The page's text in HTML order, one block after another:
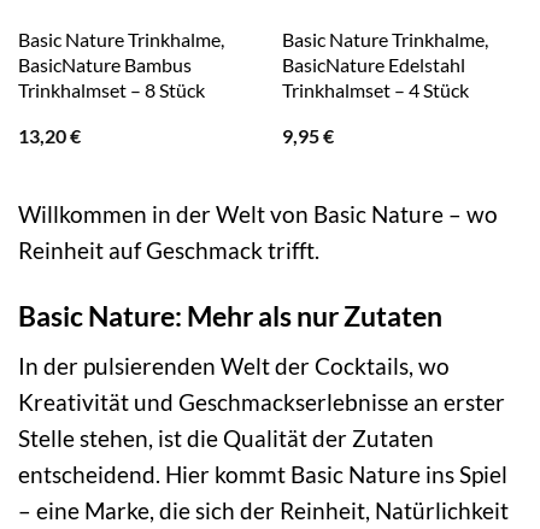
Basic Nature Trinkhalme,
BasicNature Bambus
Trinkhalmset – 8 Stück
13,20€
Basic Nature Trinkhalme,
BasicNature Edelstahl
Trinkhalmset – 4 Stück
9,95€
Willkommen in der Welt von Basic Nature – wo
Reinheit auf Geschmack trifft.
Basic Nature: Mehr als nur Zutaten
In der pulsierenden Welt der Cocktails, wo
Kreativität und Geschmackserlebnisse an erster
Stelle stehen, ist die Qualität der Zutaten
entscheidend. Hier kommt Basic Nature ins Spiel
– eine Marke, die sich der Reinheit, Natürlichkeit